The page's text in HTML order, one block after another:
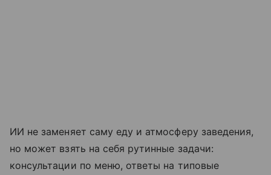
ИИ не заменяет саму еду и атмосферу заведения,
но может взять на себя рутинные задачи:
консультации по меню, ответы на типовые